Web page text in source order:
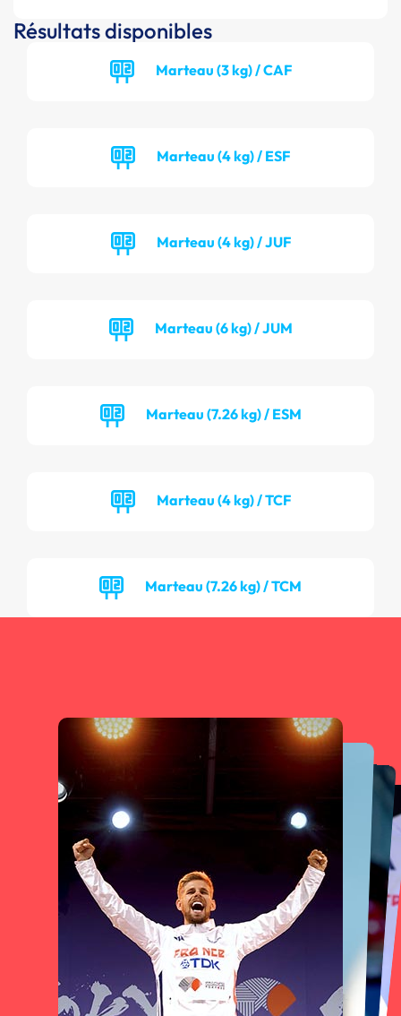
Résultats disponibles
Marteau (3 kg) / CAF
Marteau (4 kg) / ESF
Marteau (4 kg) / JUF
Marteau (6 kg) / JUM
Marteau (7.26 kg) / ESM
Marteau (4 kg) / TCF
Marteau (7.26 kg) / TCM